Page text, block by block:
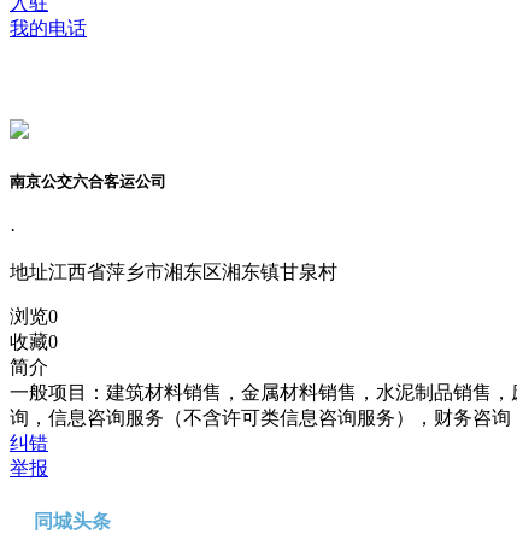
我的电话
南京公交六合客运公司
·
地址江西省萍乡市湘东区湘东镇甘泉村
浏览0
收藏0
简介
一般项目：建筑材料销售，金属材料销售，水泥制品销售
询，信息咨询服务（不含许可类信息咨询服务），财务咨
纠错
举报
同城头条